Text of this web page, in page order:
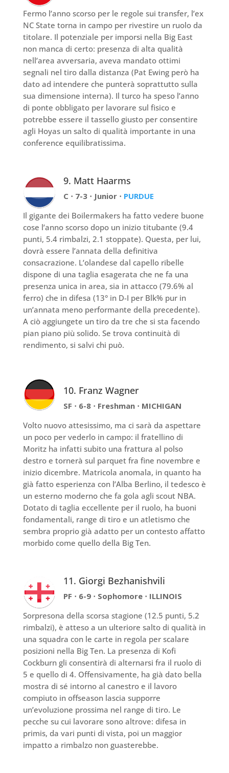
Fermo l’anno scorso per le regole sui transfer, l’ex
NC State torna in campo per rivestire un ruolo da
titolare. Il potenziale per imporsi nella Big East
non manca di certo: presenza di alta qualità
nell’area avversaria, aveva mandato ottimi
segnali nel tiro dalla distanza (Pat Ewing però ha
dato ad intendere che punterà soprattutto sulla
sua dimensione interna). Il turco ha speso l’anno
di ponte obbligato per lavorare sul fisico e
potrebbe essere il tassello giusto per consentire
agli Hoyas un salto di qualità importante in una
conference equilibratissima.
9. Matt Haarms
C ⋅ 7-3 ⋅ Junior ⋅ PURDUE
Il gigante dei Boilermakers ha fatto vedere buone
cose l’anno scorso dopo un inizio titubante (9.4
punti, 5.4 rimbalzi, 2.1 stoppate). Questa, per lui,
dovrà essere l’annata della definitiva
consacrazione. L’olandese dal capello ribelle
dispone di una taglia esagerata che ne fa una
presenza unica in area, sia in attacco (79.6% al
ferro) che in difesa (13° in D-I per Blk% pur in
un’annata meno performante della precedente).
A ciò aggiungete un tiro da tre che si sta facendo
pian piano più solido. Se trova continuità di
rendimento, si salvi chi può.
10. Franz Wagner
SF ⋅ 6-8 ⋅ Freshman ⋅ MICHIGAN
Volto nuovo attesissimo, ma ci sarà da aspettare
un poco per vederlo in campo: il fratellino di
Moritz ha infatti subito una frattura al polso
destro e tornerà sul parquet fra fine novembre e
inizio dicembre. Matricola anomala, in quanto ha
già fatto esperienza con l’Alba Berlino, il tedesco è
un esterno moderno che fa gola agli scout NBA.
Dotato di taglia eccellente per il ruolo, ha buoni
fondamentali, range di tiro e un atletismo che
sembra proprio già adatto per un contesto affatto
morbido come quello della Big Ten.
11. Giorgi Bezhanishvili
PF ⋅ 6-9 ⋅ Sophomore ⋅ ILLINOIS
Sorpresona della scorsa stagione (12.5 punti, 5.2
rimbalzi), è atteso a un ulteriore salto di qualità in
una squadra con le carte in regola per scalare
posizioni nella Big Ten. La presenza di Kofi
Cockburn gli consentirà di alternarsi fra il ruolo di
5 e quello di 4. Offensivamente, ha già dato bella
mostra di sé intorno al canestro e il lavoro
compiuto in offseason lascia supporre
un’evoluzione prossima nel range di tiro. Le
pecche su cui lavorare sono altrove: difesa in
primis, da vari punti di vista, poi un maggior
impatto a rimbalzo non guasterebbe.